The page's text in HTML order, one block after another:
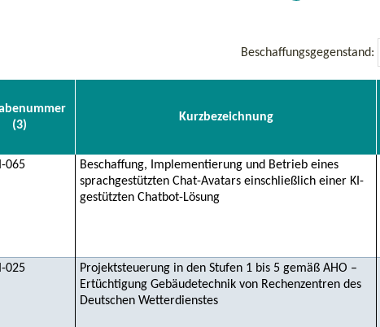
Beschaffungsgegenstand:
(3)
Kurzbezeichnung
065
Beschaffung, Implementierung und Betrieb eines
sprachgestützten Chat-Avatars einschließlich einer KI-
gestützten Chatbot-Lösung
025
Projektsteuerung in den Stufen 1 bis 5 gemäß AHO –
Ertüchtigung Gebäudetechnik von Rechenzentren des
Deutschen Wetterdienstes